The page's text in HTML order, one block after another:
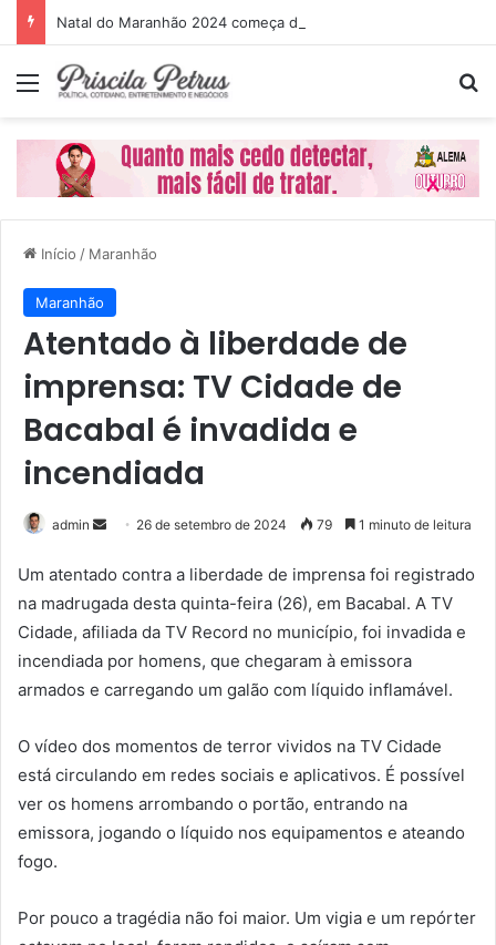
Natal do Maranhão 2024 começa dia 1º de dezembro
Menu
Início / Maranhão
Maranhão
Atentado à liberdade de
imprensa: TV Cidade de
Bacabal é invadida e
incendiada
admin
n
d
e
u
m
l
26 de setembro de 2024 79 1 minuto de leitura
Um atentado contra a liberdade de imprensa foi registrado
na madrugada desta quinta-feira (26), em Bacabal. A TV
Cidade, afiliada da TV Record no município, foi invadida e
incendiada por homens, que chegaram à emissora
armados e carregando um galão com líquido inflamável.
O vídeo dos momentos de terror vividos na TV Cidade
está circulando em redes sociais e aplicativos. É possível
ver os homens arrombando o portão, entrando na
emissora, jogando o líquido nos equipamentos e ateando
fogo.
Por pouco a tragédia não foi maior. Um vigia e um repórter